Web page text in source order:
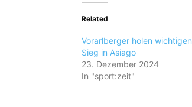
Related
Vorarlberger holen wichtigen
Sieg in Asiago
23. Dezember 2024
In "sport:zeit"